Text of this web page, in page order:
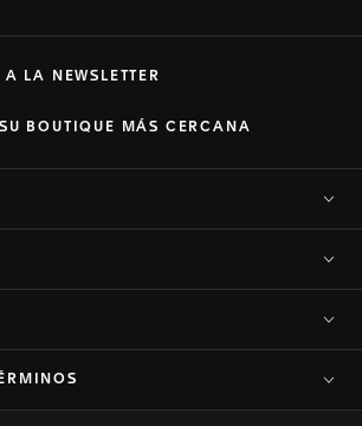
BOUTIQUE MÁS CERCANA
LA NEWSLETTER